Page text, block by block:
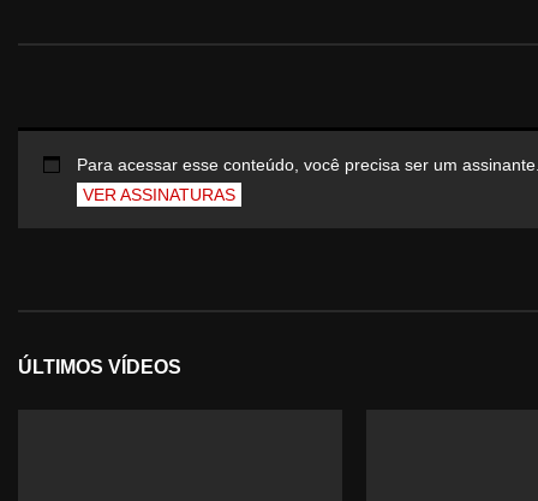
Para acessar esse conteúdo, você precisa ser um
VER ASSINATURAS
ÚLTIMOS VÍDEOS